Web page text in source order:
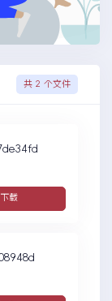
共 2 个文件
下载